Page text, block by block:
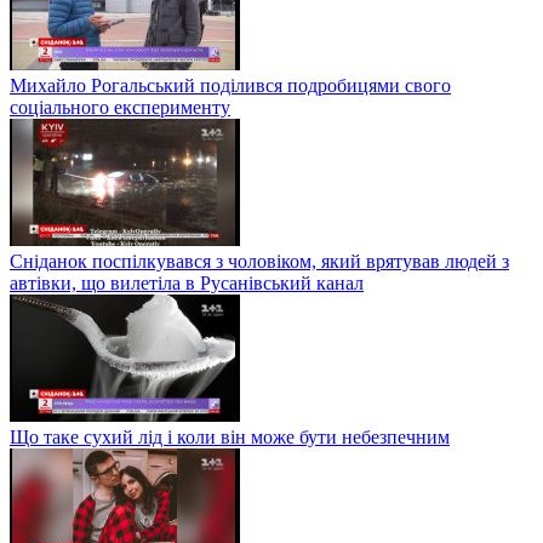
Михайло Рогальський поділився подробицями свого
соціального експерименту
Сніданок поспілкувався з чоловіком, який врятував людей з
автівки, що вилетіла в Русанівський канал
Що таке сухий лід і коли він може бути небезпечним